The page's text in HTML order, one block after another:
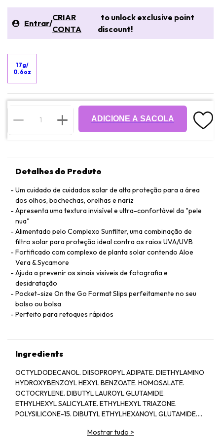
Entrar/
CRIAR
CONTA
to unlock exclusive point
discount!
17g/
0.6oz
ADICIONE A SACOLA
Detalhes do Produto
Um cuidado de cuidados solar de alta proteção para a área
dos olhos, bochechas, orelhas e nariz
Apresenta uma textura invisível e ultra-confortável da "pele
nua"
Alimentado pelo Complexo Sunfilter, uma combinação de
filtro solar para proteção ideal contra os raios UVA/UVB
Fortificado com complexo de planta solar contendo Aloe
Vera & Sycamore
Ajuda a prevenir os sinais visíveis de fotografia e
desidratação
Pocket-size On the Go Format Slips perfeitamente no seu
bolso ou bolsa
Perfeito para retoques rápidos
Ingredients
OCTYLDODECANOL. DIISOPROPYL ADIPATE. DIETHYLAMINO
HYDROXYBENZOYL HEXYL BENZOATE. HOMOSALATE.
OCTOCRYLENE. DIBUTYL LAUROYL GLUTAMIDE.
ETHYLHEXYL SALICYLATE. ETHYLHEXYL TRIAZONE.
POLYSILICONE-15. DIBUTYL ETHYLHEXANOYL GLUTAMIDE.
POLYESTER-7. DIBUTYL ADIPATE. NEOPENTYL GLYCOL
Mostrar tudo >